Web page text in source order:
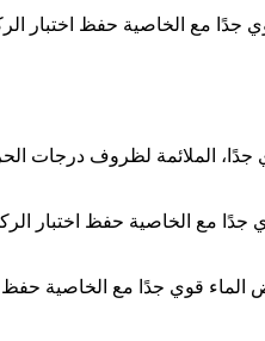
جدًا مع الخاصیة حفظ اختبار
جدًا، الملائمة لظروف درجات
جدًا مع الخاصیة حفظ اختبار
الماء قوي جدًا مع الخاصیة حفظ